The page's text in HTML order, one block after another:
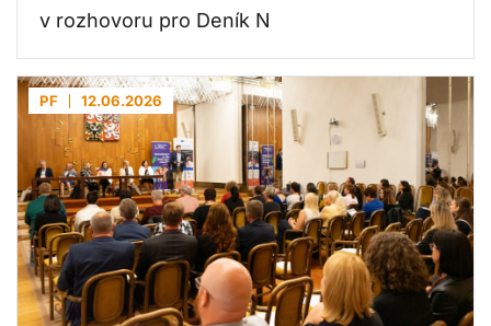
v rozhovoru pro Deník N
PF 12.06.2026